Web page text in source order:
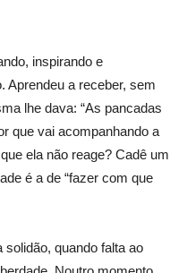
inspirando e
Aprendeu a receber, sem
lhe dava: “As pancadas
que vai acompanhando a
ela não reage? Cadê um
é a de “fazer com que
quando falta ao